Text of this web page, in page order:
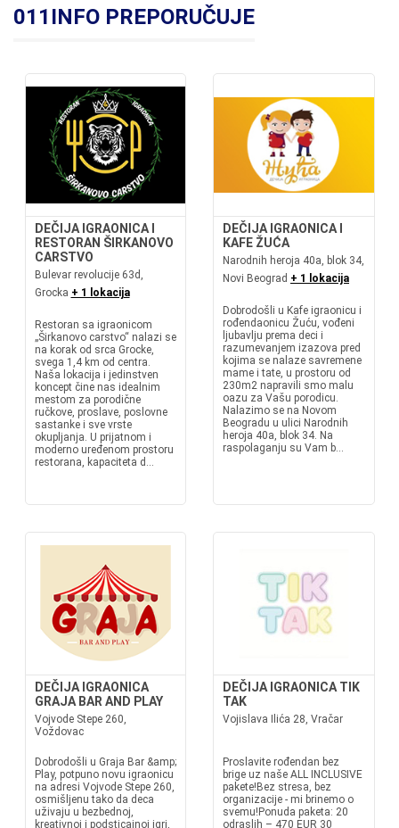
011INFO PREPORUČUJE
DEČIJA IGRAONICA I
RESTORAN ŠIRKANOVO
CARSTVO
Bulevar revolucije 63d,
Grocka + 1 lokacija
Restoran sa igraonicom
„Širkanovo carstvo“ nalazi se
na korak od srca Grocke,
svega 1,4 km od centra.
Naša lokacija i jedinstven
koncept čine nas idealnim
mestom za porodične
ručkove, proslave, poslovne
sastanke i sve vrste
okupljanja. U prijatnom i
moderno uređenom prostoru
restorana, kapaciteta d...
DEČIJA IGRAONICA I
KAFE ŽUĆA
Narodnih heroja 40a, blok 34,
Novi Beograd + 1 lokacija
Dobrodošli u Kafe igraonicu i
rođendaonicu Žuću, vođeni
ljubavlju prema deci i
razumevanjem izazova pred
kojima se nalaze savremene
mame i tate, u prostoru od
230m2 napravili smo malu
oazu za Vašu porodicu.
Nalazimo se na Novom
Beogradu u ulici Narodnih
heroja 40a, blok 34. Na
raspolaganju su Vam b...
DEČIJA IGRAONICA
GRAJA BAR AND PLAY
Vojvode Stepe 260,
Voždovac
Dobrodošli u Graja Bar &amp;
Play, potpuno novu igraonicu
na adresi Vojvode Stepe 260,
osmišljenu tako da deca
uživaju u bezbednoj,
kreativnoj i podsticajnoj igri,
DEČIJA IGRAONICA TIK
TAK
Vojislava Ilića 28, Vračar
Proslavite rođendan bez
brige uz naše ALL INCLUSIVE
pakete!Bez stresa, bez
organizacije - mi brinemo o
svemu!Ponuda paketa: 20
odraslih – 470 EUR 30